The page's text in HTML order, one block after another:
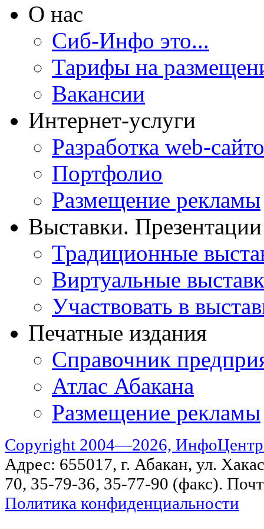
О нас
Сиб-Инфо это...
Тарифы на
Вакансии
Интернет-услуги
Разработка web-
Портфолио
Размещение рекламы
Выставки. Презентации
Традиционные
Виртуальные
Участвовать в
Печатные издания
Справочник
Атлас Абакана
Размещение рекламы
Copyright 2004—2026,
Адрес: 655017, г. Абакан, ул.
70, 35-79-36, 35-77-90 (факс).
Политика конфиденциальности